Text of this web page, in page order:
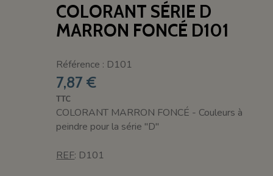
COLORANT SÉRIE D
MARRON FONCÉ D101
Référence : D101
7,87 €
TTC
COLORANT MARRON FONCÉ - Couleurs à
peindre pour la série "D"
REF: D101